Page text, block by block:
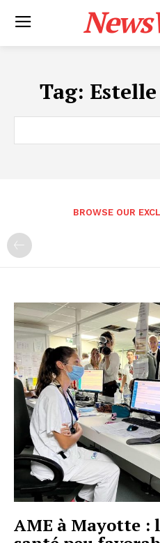
Tag:
BROWSE OUR
AME à Mayotte :